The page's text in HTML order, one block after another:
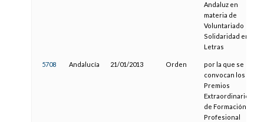
Andaluz en
materia de
Voluntariado
Solidaridad en
Letras
5708 Andalucía 21/01/2013 Orden
por la que se
convocan los
Premios
Extraordinarios
de Formación
Profesional